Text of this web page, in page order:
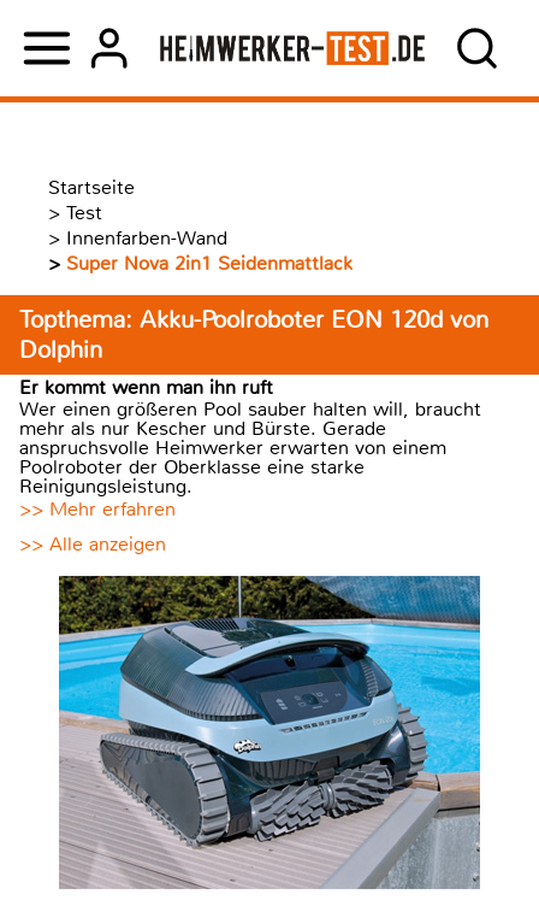
Startseite
> Test
> Innenfarben-Wand
> Super Nova 2in1 Seidenmattlack
Topthema: Akku-Poolroboter EON 120d von
Dolphin
Er kommt wenn man ihn ruft
Wer einen größeren Pool sauber halten will, braucht
mehr als nur Kescher und Bürste. Gerade
anspruchsvolle Heimwerker erwarten von einem
Poolroboter der Oberklasse eine starke
Reinigungsleistung.
>> Mehr erfahren
>> Alle anzeigen